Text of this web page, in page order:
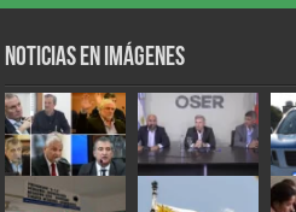
Noticias en Imágenes